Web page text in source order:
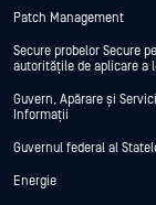
Patch Management
Secure probelor Secure
autoritățile de aplicare a
Guvern, Apărare și
Informații
Guvernul federal al
Energie